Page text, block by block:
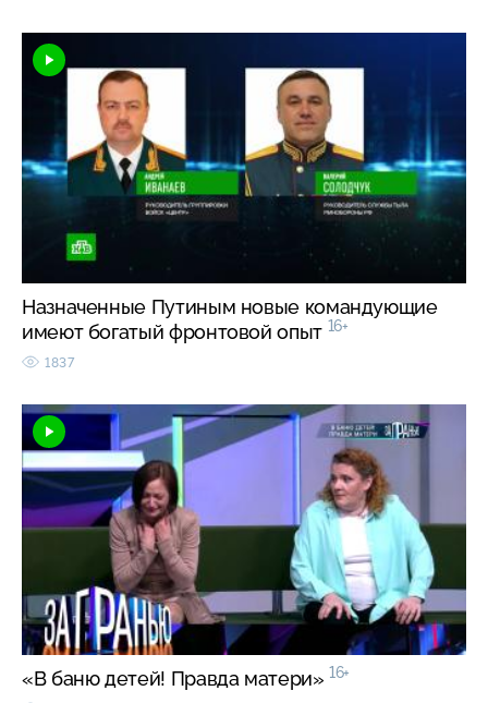
Назначенные Путиным новые командующие
имеют богатый фронтовой опыт 16+
1837
«В баню детей! Правда матери» 16+